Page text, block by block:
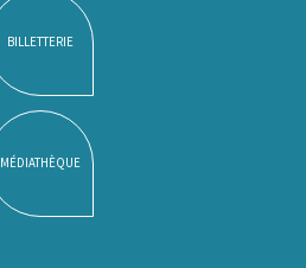
BILLETTERIE
MÉDIATHÈQUE